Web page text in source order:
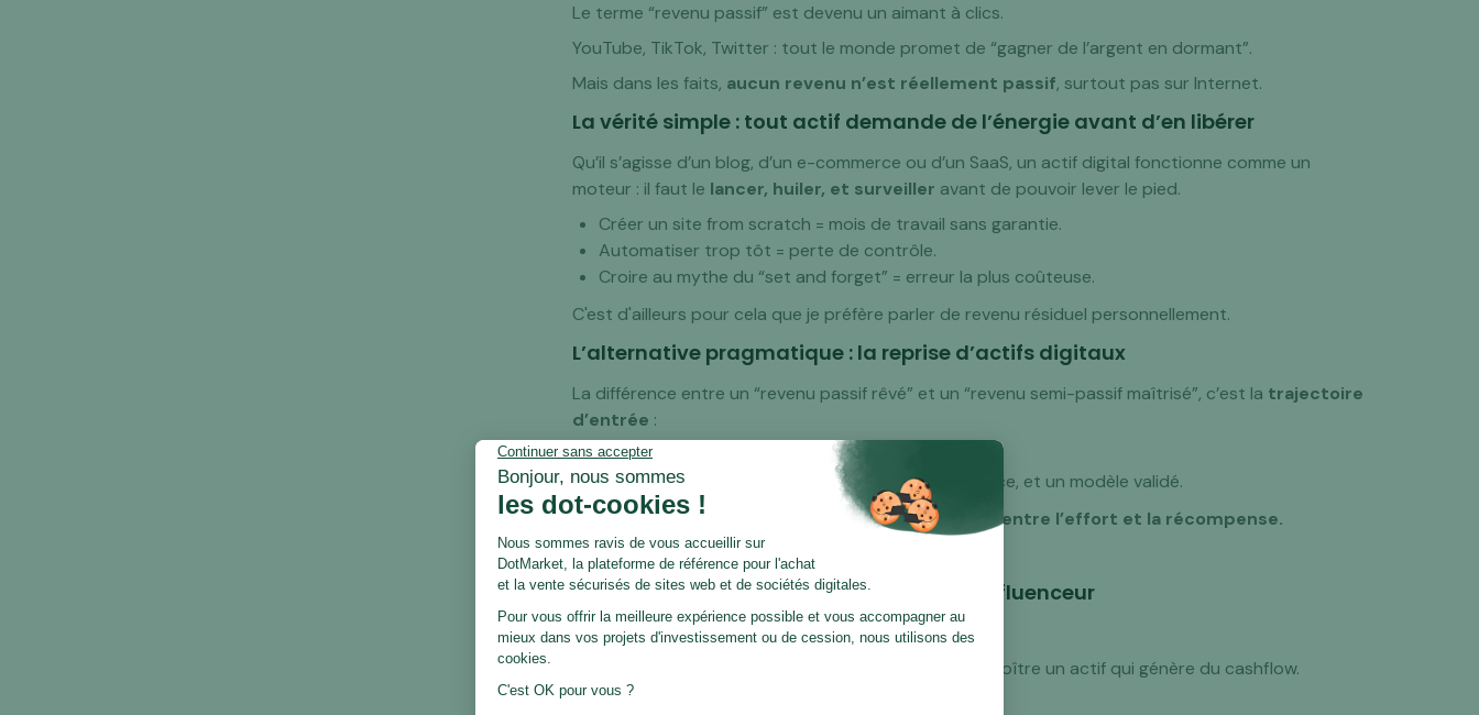
Le terme “revenu passif” est devenu un aimant à clics.
YouTube, TikTok, Twitter : tout le monde promet de “gagner de l’argent en dormant”.
Mais dans les faits, aucun revenu n’est réellement passif, surtout pas sur Internet.
La vérité simple : tout actif demande de l’énergie avant d’en libérer
Qu’il s’agisse d’un blog, d’un e-commerce ou d’un SaaS, un actif digital fonctionne comme un
moteur : il faut le lancer, huiler, et surveiller avant de pouvoir lever le pied.
Créer un site from scratch = mois de travail sans garantie.
Automatiser trop tôt = perte de contrôle.
Croire au mythe du “set and forget” = erreur la plus coûteuse.
C'est d'ailleurs pour cela que je préfère parler de revenu résiduel personnellement.
L’alternative pragmatique : la reprise d’actifs digitaux
La différence entre un “revenu passif rêvé” et un “revenu semi-passif maîtrisé”, c’est la trajectoire
d’entrée :
Le premier part de zéro.
Le second démarre avec des revenus, une audience, et un modèle validé.
Acheter un site rentable, c’est
raccourcir le temps entre l’effort et la récompense.
Ce n’est pas passif. C’est productif avec effet levier.
Le mindset à adopter : investisseur, pas influenceur
Les “créateurs” cherchent à devenir viraux.
, eux, cherchent à faire croître un actif qui génère du cashflow.